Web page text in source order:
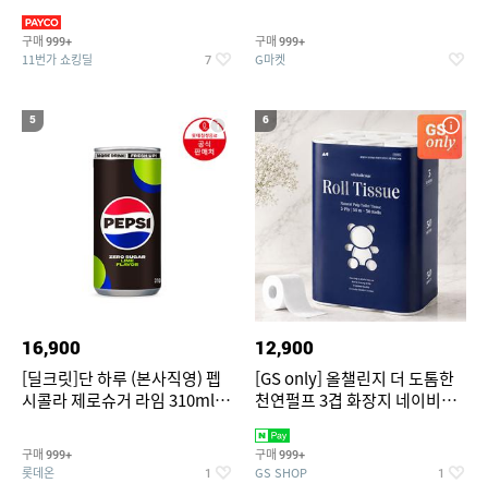
구매 999+
11번가 쇼킹딜 7
구매 999+
G마켓
5
16,900
[딜크릿]단 하루 (본사직영) 펩
시콜라 제로슈거 라임 310ml
구매 999+
롯데온 1
6
12,900
[GS only] 올챌린지 더 도톰한
천연펄프 3겹 화장지 네이비
구매 999+
GS SHOP 1